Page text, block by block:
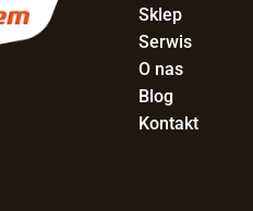
Sklep
Serwis
O nas
Blog
Kontakt